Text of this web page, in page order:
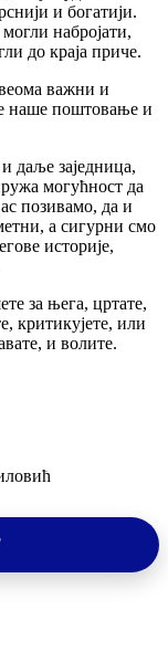
и богатији.
набројати,
до краја приче.
важни и
наше поштовање и
даље заједница,
могућност да
позивамо, да и
а сигурни смо
историје,
за њега, цртате,
критикујете, или
и волите.